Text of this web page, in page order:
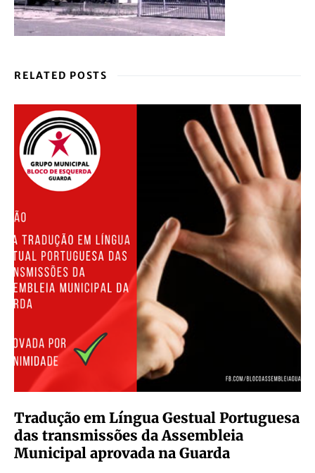
RELATED POSTS
Tradução em Língua Gestual Portuguesa
das transmissões da Assembleia
Municipal aprovada na Guarda